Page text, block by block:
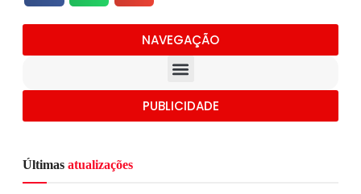
NAVEGAÇÃO
PUBLICIDADE
Últimas atualizações